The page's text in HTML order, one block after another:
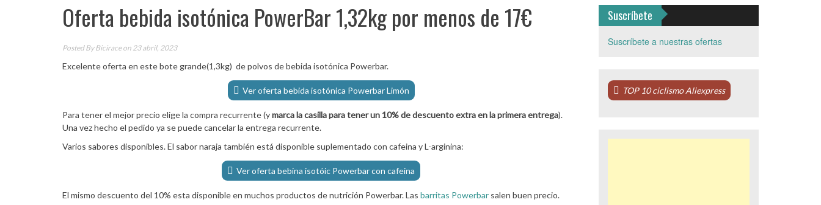
Oferta bebida isotónica PowerBar 1,32kg por menos de 17€
Posted ByBiciraceon 23 abril, 2023
Excelente oferta en este bote grande(1,3kg) de polvos de bebida isotónica Powerbar.
Ver oferta bebida isotónica Powerbar Limón
Para tener el mejor precio elige la compra recurrente (ymarca la casilla para tener un 10% de descuento extra en la primera entrega).
Una vez hecho el pedido ya se puede cancelar la entrega recurrente.
Varios sabores disponibles. El sabor naraja también está disponible suplementado con cafeina y L-arginina:
Ver oferta bebina isotóic Powerbar con cafeina
El mismo descuento del 10% esta disponible en muchos productos de nutrición Powerbar. Las barritas Powerbar salen buen precio.
Suscríbete
Suscríbete a nuestras ofertas
TOP 10 ciclismo Aliexpress